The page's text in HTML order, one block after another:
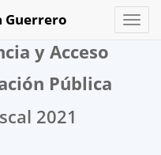
Toggle
Guerrero
y Acceso
Pública
2021